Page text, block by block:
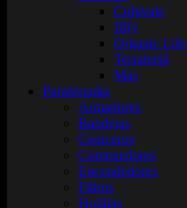
Cultivate
Jiffy
Organic Life
Terrafertil
Mas
Parafernalia
Armadores
Bandejas
Ceniceros
Contenedores
Encendedores
Filtros
Hojillas